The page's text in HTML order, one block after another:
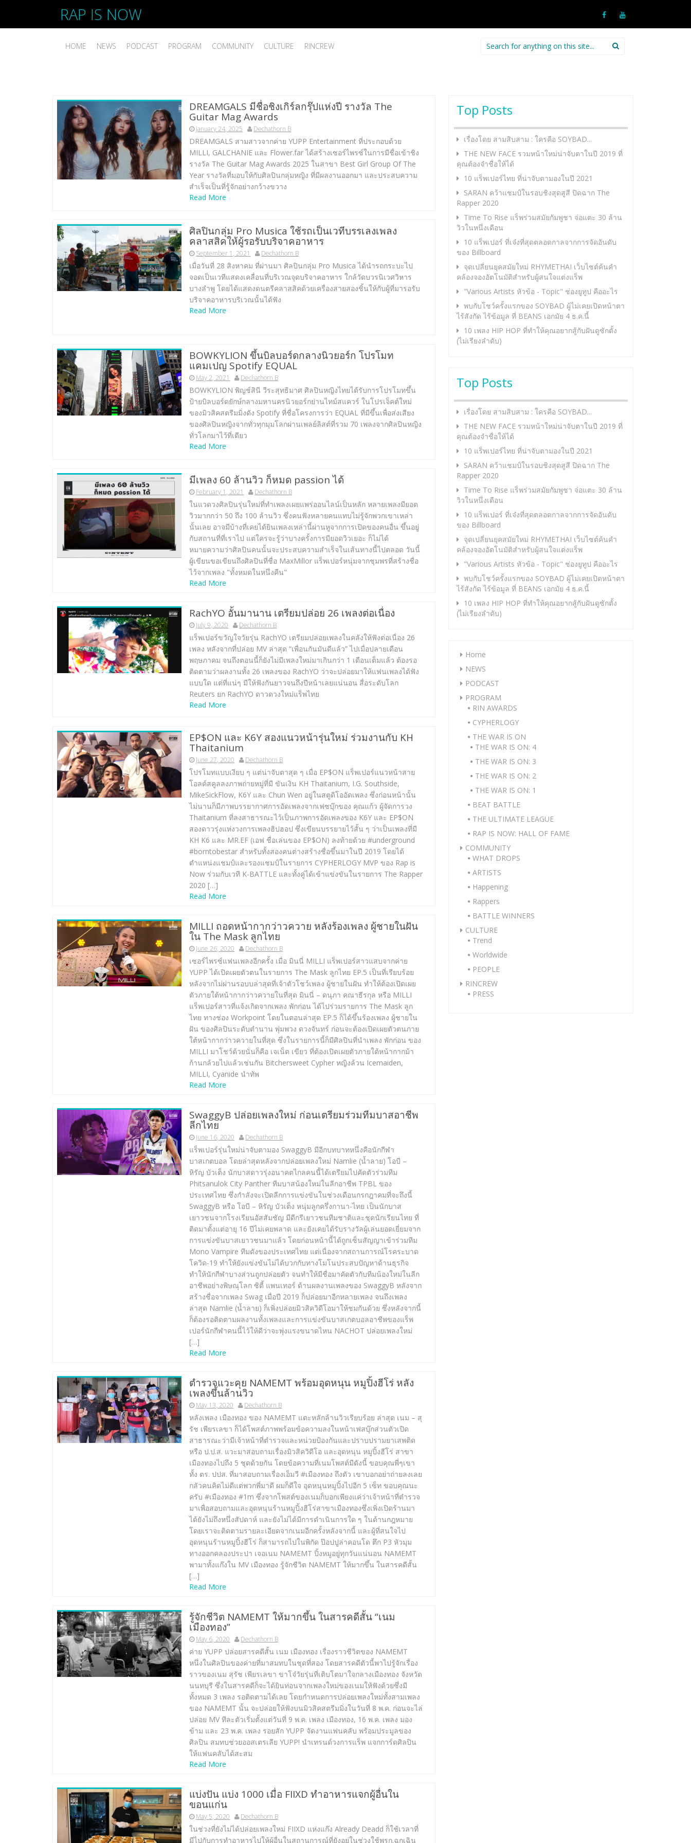
RAP IS NOW
HOME NEWS PODCAST PROGRAM COMMUNITY CULTURE RINCREW
Search
for:
DREAMGALS มีชื่อชิงเกิร์ลกรุ๊ปแห่งปี รางวัล The
Guitar Mag Awards
January 24, 2025 Dechathorn B
DREAMGALS สามสาวจากค่าย YUPP Entertainment ที่ประกอบด้วย
MILLI, GALCHANIE และ Flower.far ได้สร้างเซอร์ไพรซ์ในการมีชื่อเข้าชิง
รางวัล The Guitar Mag Awards 2025 ในสาขา Best Girl Group Of The
Year รางวัลที่มอบให้กับศิลปินกลุ่มหญิง ที่มีผลงานออกมา และประสบความ
สำเร็จเป็นที่รู้จักอย่างกว้างขวาง
Read More
ศิลปินกลุ่ม Pro Musica ใช้รถเป็นเวทีบรรเลงเพลง
คลาสสิคให้ผู้รอรับบริจาคอาหาร
September 1, 2021 Dechathorn B
เมื่อวันที่ 28 สิงหาคม ที่ผ่านมา ศิลปินกลุ่ม Pro Musica ได้นำรถกระบะไป
จอดเป็นเวทีแสดงเคลื่อนที่บริเวณจุดบริจาคอาหาร ใกล้วัดบวรนิเวศวิหาร
บางลำพู โดยได้แสดงดนตรีคลาสสิคด้วยเครื่องสายสองชิ้นให้กับผู้ที่มารอรับ
บริจาคอาหารบริเวณนั้นได้ฟัง
Read More
BOWKYLION ขึ้นบิลบอร์ดกลางนิวยอร์ก โปรโมท
แคมเปญ Spotify EQUAL
May 2, 2021 Dechathorn B
BOWKYLION พิญช์สินี วีระสุทธิมาศ ศิลปินหญิงไทยได้รับการโปรโมทขึ้น
ป้ายบิลบอร์ดยักษ์กลางมหานครนิวยอร์กย่านไทม์สแควร์ ในโปรเจ็คต์ใหม่
ของมิวสิคสตรีมมิ่งดัง Spotify ที่ชื่อโครงการว่า EQUAL ที่มีขึ้นเพื่อส่งเสียง
ของศิลปินหญิงจากทั่วทุกมุมโลกผ่านเพลย์ลิสต์ที่รวม 70 เพลงจากศิลปินหญิง
ทั่วโลกมาไว้ที่เดียว
Read More
มีเพลง 60 ล้านวิว ก็หมด passion ได้
February 1, 2021 Dechathorn B
ในแวดวงศิลปินรุ่นใหม่ที่ทำเพลงเผยแพร่ออนไลน์เป็นหลัก หลายเพลงมียอด
วิวมากกว่า 50 ถึง 100 ล้านวิว ซึ่งคนฟังหลายคนแทบไม่รู้จักพวกเขาเหล่า
นั้นเลย อาจมีบ้างที่เคยได้ยินเพลงเหล่านี้ผ่านหูจากการเปิดของคนอื่น ขึ้นอยู่
กับสถานที่ที่เราไป แต่ใครจะรู้ว่าบางครั้งการมียอดวิวเยอะ ก็ไม่ได้
หมายความว่าศิลปินคนนั้นจะประสบความสำเร็จในเส้นทางนี้ไปตลอด วันนี้
ผู้เขียนขอเขียนถึงศิลปินที่ชื่อ MaxMillor แร็พเปอร์หนุ่มจากชุมพรที่สร้างชื่อ
ไว้จากเพลง "ทั้งหมดในหนึ่งคืน"
Read More
RachYO อั้นมานาน เตรียมปล่อย 26 เพลงต่อเนื่อง
July 9, 2020 Dechathorn B
แร็พเปอร์ขวัญใจวัยรุ่น RachYO เตรียมปล่อยเพลงในคลังให้ฟังต่อเนื่อง 26
เพลง หลังจากที่ปล่อย MV ล่าสุด “เพื่อนกันมันดีแล้ว” ไปเมื่อปลายเดือน
พฤษภาคม จนถึงตอนนี้ก็ยังไม่มีเพลงใหม่มาเกินกว่า 1 เดือนเต็มแล้ว ต้องรอ
ติดตามว่าผลงานทั้ง 26 เพลงของ RachYO ว่าจะปล่อยมาให้แฟนเพลงได้ฟัง
แบบใด แต่ที่แน่ๆ มีให้ฟังกันยาวจนถึงปีหน้าเลยแน่นอน สื่อระดับโลก
Reuters ยก RachYO ดาวดวงใหม่แร็พไทย
Read More
EP$ON และ K6Y สองแนวหน้ารุ่นใหม่ ร่วมงานกับ KH
Thaitanium
June 27, 2020 Dechathorn B
โปรโมทแบบเงียบ ๆ แต่น่าจับตาสุด ๆ เมื่อ EP$ON แร็พเปอร์แนวหน้าสาย
โอลด์สคูลลงภาพถ่ายหมู่ที่มี ขันเงิน KH Thaitanium, I.G. Southside,
MikeSickFlow, K6Y และ Chun Wen อยู่ในสตูดิโออัดเพลง ซึ่งก่อนหน้านั้น
ไม่นานก็มีภาพบรรยากาศการอัดเพลงจากเฟซบุ๊กของ คุณแก้ว ผู้จัดการวง
Thaitanium ที่ลงสาธารณะไว้เป็นภาพการอัดเพลงของ K6Y และ EP$ON
สองดาวรุ่งแห่งวงการเพลงฮิปฮอป ซึ่งเขียนบรรยายไว้สั้น ๆ ว่าเป็นเพลงที่มี
KH K6 และ MR.EF (เอฟ ชื่อเล่นของ EP$ON) ลงท้ายด้วย #underground
#borntobestar สำหรับทั้งสองคนต่างสร้างชื่อขึ้นมาในปี 2019 โดยได้
ตำแหน่งแชมป์และรองแชมป์ในรายการ CYPHERLOGY MVP ของ Rap is
Now ร่วมกับเวที K-BATTLE และทั้งคู่ได้เข้าแข่งขันในรายการ The Rapper
2020 […]
Read More
MILLI ถอดหน้ากากว่าวควาย หลังร้องเพลง ผู้ชายในฝัน
ใน The Mask ลูกไทย
June 26, 2020 Dechathorn B
เซอร์ไพรซ์แฟนเพลงอีกครั้ง เมื่อ มินนี่ MILLI แร็พเปอร์สาวแสบจากค่าย
YUPP ได้เปิดเผยตัวตนในรายการ The Mask ลูกไทย EP.5 เป็นที่เรียบร้อย
หลังจากไม่ผ่านรอบบล่าสุดที่เจ้าตัวโชว์เพลง ผู้ชายในฝัน ทำให้ต้องเปิดเผย
ตัวภายใต้หน้ากากว่าวควายในที่สุด มินนี่ – ดนุภา คณาธีรกุล หรือ MILLI
แร็พเปอร์สาวที่แจ้งเกิดจากเพลง พักก่อน ได้ไปร่วมรายการ The Mask ลูก
ไทย ทางช่อง Workpoint โดยในตอนล่าสุด EP.5 ก็ได้ขึ้นร้องเพลง ผู้ชายใน
ฝัน ของศิลปินระดับตำนาน พุ่มพวง ดวงจันทร์ ก่อนจะต้องเปิดเผยตัวตนภาย
ใต้หน้ากากว่าวควายในที่สุด ซึ่งในรายการนี้ก็มีศิลปินที่นำเพลง พักก่อน ของ
MILLI มาโชว์ด้วยนั่นก็คือ เจเน็ต เขียว ที่ต้องเปิดเผยตัวภายใต้หน้ากากม้า
ก้านกล้วยไปแล้วเช่นกัน Bitchersweet Cypher หญิงล้วน Icemaiden,
MILLI, Cyanide นำทัพ
Read More
SwaggyB ปล่อยเพลงใหม่ ก่อนเตรียมร่วมทีมบาสอาชีพ
ลีกไทย
June 16, 2020 Dechathorn B
แร็พเปอร์รุ่นใหม่น่าจับตามอง SwaggyB มีอีกบทบาทหนึ่งคือนักกีฬา
บาสเกตบอล โดยล่าสุดหลังจากปล่อยเพลงใหม่ Namlie (น้ำลาย) โอบี –
หิรัญ บัวเต็ง นักบาสดาวรุ่งอนาคตไกลคนนี้ได้เตรียมไปคัดตัวร่วมทีม
Phitsanulok City Panther ทีมบาสน้องใหม่ในลีกอาชีพ TPBL ของ
ประเทศไทย ซึ่งกำลังจะเปิดลีกการแข่งขันในช่วงเดือนกรกฎาคมที่จะถึงนี้
SwaggyB หรือ โอบี – หิรัญ บัวเต็ง หนุ่มลูกครึ่งกานา-ไทย เป็นนักบาส
เยาวชนจากโรงเรียนอัสสัมชัญ มีดีกรีเยาวชนทีมชาติและชุดนักเรียนไทย ที่
ติดมาตั้งแต่อายุ 16 ปีไม่เคยพลาด และยังเคยได้รับรางวัลผู้เล่นยอดเยี่ยมจาก
การแข่งขันบาสเยาวชนมาแล้ว โดยก่อนหน้านี้ได้ถูกเซ็นสัญญาเข้าร่วมทีม
Mono Vampire ทีมดังของประเทศไทย แต่เนื่องจากสถานการณ์โรคระบาด
โควิด-19 ทำให้ยังแข่งขันไม่ได้บวกกับทางโมโนประสบปัญหาด้านธุรกิจ
ทำให้นักกีฬาบางส่วนถูกปล่อยตัว จนทำให้มีชื่อมาคัดตัวกับทีมน้องใหม่ในลีก
อาชีพอย่างพิษณุโลก ซิตี้ แพนเทอร์ ด้านผลงานเพลงของ SwaggyB หลังจาก
สร้างชื่อจากเพลง Swag เมื่อปี 2019 ก็ปล่อยมาอีกหลายเพลง จนถึงเพลง
ล่าสุด Namlie (น้ำลาย) ก็เพิ่งปล่อยมิวสิควิดีโอมาให้ชมกันด้วย ซึ่งหลังจากนี้
ก็ต้องรอติดตามผลงานทั้งเพลงและการแข่งขันบาสเกตบอลอาชีพของแร็พ
เปอร์นักกีฬาคนนี้ไว้ให้ดีว่าจะพุ่งแรงขนาดไหน NACHOT ปล่อยเพลงใหม่
[…]
Read More
ตำรวจแวะคุย NAMEMT พร้อมอุดหนุน หมูปิ้งฮีโร่ หลัง
เพลงขึ้นล้านวิว
May 13, 2020 Dechathorn B
หลังเพลง เมืองทอง ของ NAMEMT แตะหลักล้านวิวเรียบร้อย ล่าสุด เนม – สุ
รัช เพียรเลขา ก็ได้โพสต์ภาพพร้อมข้อความลงในหน้าเฟสบุ๊กส่วนตัวเปิด
สาธารณะว่ามีเจ้าหน้าที่ตำรวจและหน่วยป้องกันและปราบปรามยาเสพติด
หรือ ป.ป.ส. แวะมาสอบถามเรื่องมิวสิควิดีโอ และอุดหนุน หมูปิ้งฮีโร่ สาขา
เมืองทองไปถึง 5 ชุดด้วยกัน โดยข้อความที่เนมโพสต์มีดังนี้ ขอบคุณพี่ๆเขา
ทั้ง ตร. ปปส. ที่มาสอบถามเรื่องเอ็มวี #เมืองทอง ถึงตัว เขาบอกอย่าถ่ายลงเลย
กลัวคนคิดไม่ดีแต่พวกพี่มาดี ผมก็ดีใจ อุดหนุนหมูปิ้งไปอีก 5 เซ็ท ขอบคุณนะ
ครับ #เมืองทอง #1m ซึ่งจากโพสต์ของเนมก็บอกเพียงแค่ว่าเจ้าหน้าที่ตำรวจ
มาเพื่อสอบถามและอุดหนุนร้านหมูปิ้งฮีโร่สาขาเมืองทองซึ่งเพิ่งเปิดร้านมา
ได้ยังไม่ถึงหนึ่งสัปดาห์ และยังไม่ได้มีการดำเนินการใด ๆ ในด้านกฎหมาย
โดยเราจะติดตามรายละเอียดจากเนมอีกครั้งหลังจากนี้ และผู้ที่สนใจไป
อุดหนุนร้านหมูปิ้งฮีโร่ ก็สามารถไปในพิกัด ป๊อปปูล่าคอนโด ตึก P3 หัวมุม
ทางออกคลองประปา เจอเนม NAMEMT ปิ้งหมูอยู่ทุกวันแน่นอน NAMEMT
พามาทั้งแก๊งใน MV เมืองทอง รู้จักชีวิต NAMEMT ให้มากขึ้น ในสารคดีสั้น
[…]
Read More
รู้จักชีวิต NAMEMT ให้มากขึ้น ในสารคดีสั้น “เนม
เมืองทอง”
May 6, 2020 Dechathorn B
ค่าย YUPP ปล่อยสารคดีสั้น เนม เมืองทอง เรื่องราวชีวิตของ NAMEMT
หนึ่งในศิลปินของค่ายที่มาสมทบในชุดที่สอง โดยสารคดีตัวนี้พาไปรู้จักเรื่อง
ราวของเนม สุรัช เพียรเลขา ขาโจ๋วัยรุ่นที่เติบโตมาใจกลางเมืองทอง จังหวัด
นนทบุรี ซึ่งในสารคดีก็จะได้ยินท่อนจากเพลงใหม่ของเนมให้ฟังด้วยซึ่งมี
ทั้งหมด 3 เพลง รอติดตามได้เลย โดยกำหนดการปล่อยเพลงใหม่ทั้งสามเพลง
ของ NAMEMT นั้น จะปล่อยให้ฟังบนมิวสิคสตรีมมิ่งในวันที่ 8 พ.ค. ก่อนจะไล่
ปล่อย MV ทีละตัวเริ่มตั้งแต่วันที่ 9 พ.ค. เพลง เมืองทอง, 16 พ.ค. เพลง มอง
ข้าม และ 23 พ.ค. เพลง รอยสัก YUPP จัดงานแฟนคลับ พร้อมประมูลของ
ศิลปิน สมทบช่วยออสเตรเลีย YUPP! นำเทรนด์วงการแร็พ แจกการ์ดศิลปิน
ให้แฟนคลับได้สะสม
Read More
แบ่งปัน แบ่ง 1000 เมื่อ FIIXD ทำอาหารแจกผู้อื่นใน
ขอนแก่น
May 5, 2020 Dechathorn B
ในช่วงที่ยังไม่ได้ปล่อยเพลงใหม่ FIIXD แห่งแก๊ง Already Deadd ก็ใช้เวลาที่
มีไปกับการทำอาหารไปให้ผู้อื่นในสถานการณ์ที่ยังอยู่ในช่วงใช้พรก.ฉุกเฉิน
Top Posts
เรื่องโดย สามสิบสาม : ใครคือ SOYBAD...
THE NEW FACE รวมหน้าใหม่น่าจับตาในปี 2019 ที่
คุณต้องจำชื่อให้ได้
10 แร็พเปอร์ไทย ที่น่าจับตามองในปี 2021
SARAN คว้าแชมป์ในรอบชิงสุดสูสี ปิดฉาก The
Rapper 2020
Time To Rise แร็พร่วมสมัยกัมพูชา จ่อแตะ 30 ล้าน
วิวในหนึ่งเดือน
10 แร็พเปอร์ ที่เจ๋งที่สุดตลอดกาลจากการจัดอันดับ
ของ Billboard
จุดเปลี่ยนยุคสมัยใหม่ RHYMETHAI เว็บไซต์ค้นคำ
คล้องจองอัตโนมัติสำหรับผู้สนใจแต่งแร็พ
"Various Artists หัวข้อ - Topic" ช่องยูทูป คืออะไร
พบกับโชว์ครั้งแรกของ SOYBAD ผู้ไม่เคยเปิดหน้าตา
ไร้สังกัด ไร้ข้อมูล ที่ BEANS เอกมัย 4 ธ.ค.นี้
10 เพลง HIP HOP ที่ทำให้คุณอยากสู้กับฝันดูซักตั้ง
(ไม่เรียงลำดับ)
Top Posts
เรื่องโดย สามสิบสาม : ใครคือ SOYBAD...
THE NEW FACE รวมหน้าใหม่น่าจับตาในปี 2019 ที่
คุณต้องจำชื่อให้ได้
10 แร็พเปอร์ไทย ที่น่าจับตามองในปี 2021
SARAN คว้าแชมป์ในรอบชิงสุดสูสี ปิดฉาก The
Rapper 2020
Time To Rise แร็พร่วมสมัยกัมพูชา จ่อแตะ 30 ล้าน
วิวในหนึ่งเดือน
10 แร็พเปอร์ ที่เจ๋งที่สุดตลอดกาลจากการจัดอันดับ
ของ Billboard
จุดเปลี่ยนยุคสมัยใหม่ RHYMETHAI เว็บไซต์ค้นคำ
คล้องจองอัตโนมัติสำหรับผู้สนใจแต่งแร็พ
"Various Artists หัวข้อ - Topic" ช่องยูทูป คืออะไร
พบกับโชว์ครั้งแรกของ SOYBAD ผู้ไม่เคยเปิดหน้าตา
ไร้สังกัด ไร้ข้อมูล ที่ BEANS เอกมัย 4 ธ.ค.นี้
10 เพลง HIP HOP ที่ทำให้คุณอยากสู้กับฝันดูซักตั้ง
(ไม่เรียงลำดับ)
Home
NEWS
PODCAST
PROGRAM
RIN AWARDS
CYPHERLOGY
THE WAR IS ON
THE WAR IS ON: 4
THE WAR IS ON: 3
THE WAR IS ON: 2
THE WAR IS ON: 1
BEAT BATTLE
THE ULTIMATE LEAGUE
RAP IS NOW: HALL OF FAME
COMMUNITY
WHAT DROPS
ARTISTS
Happening
Rappers
BATTLE WINNERS
CULTURE
Trend
Worldwide
PEOPLE
RINCREW
PRESS